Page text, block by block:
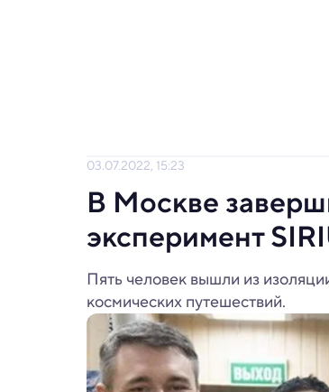
03.07.2022, 15:23
В Москве
эксперимент
Пять человек вышли из
космических путешествий.